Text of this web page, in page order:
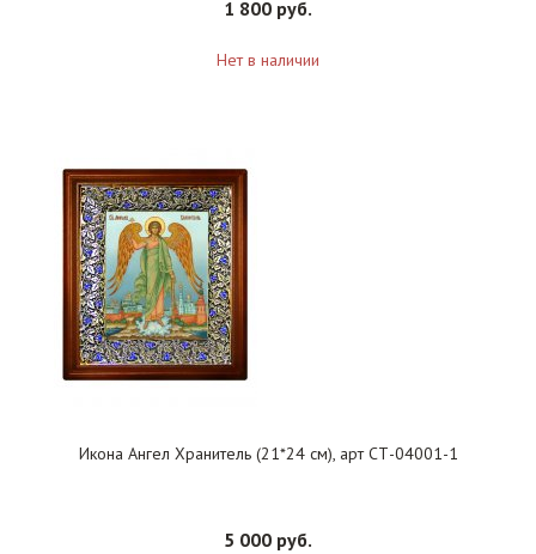
1 800 руб.
Нет в наличии
Икона Ангел Хранитель (21*24 см), арт СТ-04001-1
5 000 руб.